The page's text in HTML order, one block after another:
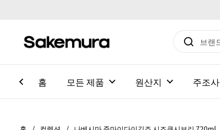
홈 모든 제품 원산지 주조사